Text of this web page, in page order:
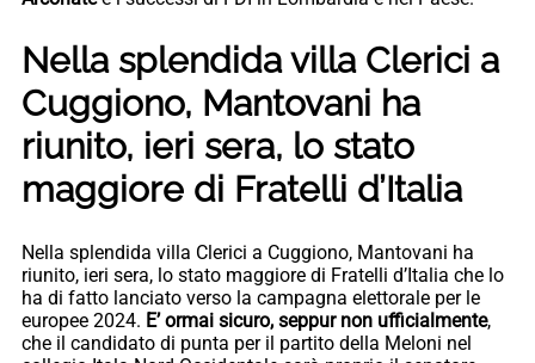
Nella splendida villa Clerici a
Cuggiono, Mantovani ha
riunito, ieri sera, lo stato
maggiore di Fratelli d’Italia
Nella splendida villa Clerici a Cuggiono, Mantovani ha
riunito, ieri sera, lo stato maggiore di Fratelli d’Italia che lo
ha di fatto lanciato verso la campagna elettorale per le
europee 2024. E’ ormai sicuro, seppur non ufficialmente,
che il candidato di punta per il partito della Meloni nel